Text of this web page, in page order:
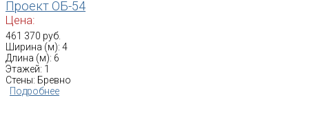
Проект ОБ-54
Цена:
461 370 руб.
Ширина (м): 4
Длина (м): 6
Этажей: 1
Стены: Бревно
Подробнее